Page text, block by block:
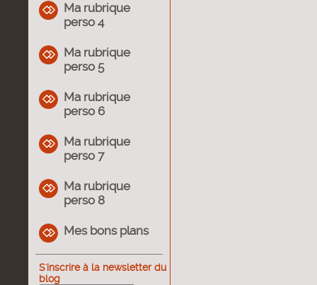
Ma rubrique
perso 4
Ma rubrique
perso 5
Ma rubrique
perso 6
Ma rubrique
perso 7
Ma rubrique
perso 8
Mes bons plans
S'inscrire à la newsletter du
blog